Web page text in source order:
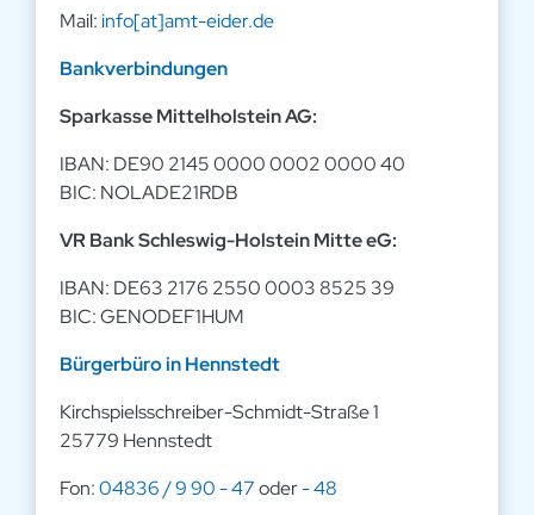
Mail:info[at]amt-eider.de
Bankverbindungen
Sparkasse Mittelholstein AG:
IBAN: DE90 2145 0000 0002 0000 40
BIC: NOLADE21RDB
VR Bank Schleswig-Holstein Mitte eG:
IBAN: DE63 2176 2550 0003 8525 39
BIC: GENODEF1HUM
Bürgerbüro in Hennstedt
Kirchspielsschreiber-Schmidt-Straße 1
25779 Hennstedt
Fon:04836 / 9 90 - 47oder- 48